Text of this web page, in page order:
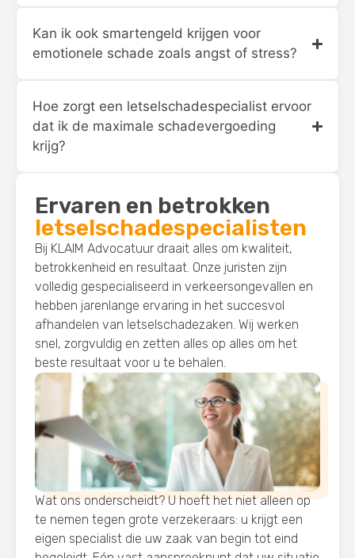
Kan ik ook smartengeld krijgen voor
emotionele schade zoals angst of stress?
Hoe zorgt een letselschadespecialist ervoor
dat ik de maximale schadevergoeding
krijg?
Ervaren en betrokken
letselschadespecialisten
Bij KLAIM Advocatuur draait alles om kwaliteit,
betrokkenheid en resultaat. Onze juristen zijn
volledig gespecialiseerd in verkeersongevallen en
hebben jarenlange ervaring in het succesvol
afhandelen van letselschadezaken. Wij werken
snel, zorgvuldig en zetten alles op alles om het
beste resultaat voor u te behalen.
Wat ons onderscheidt? U hoeft het niet alleen op
te nemen tegen grote verzekeraars: u krijgt een
eigen specialist die uw zaak van begin tot eind